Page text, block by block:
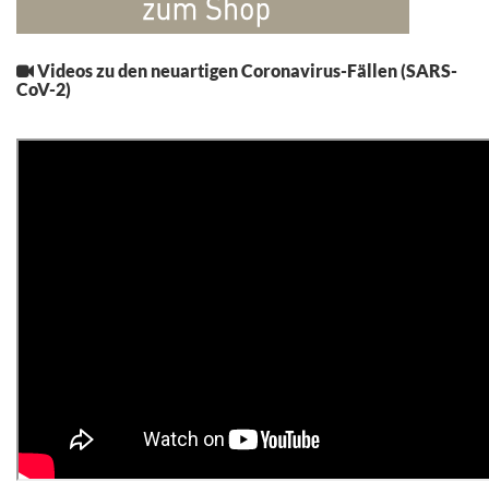
Videos zu den neuartigen Coronavirus-Fällen (SARS-
CoV-2)